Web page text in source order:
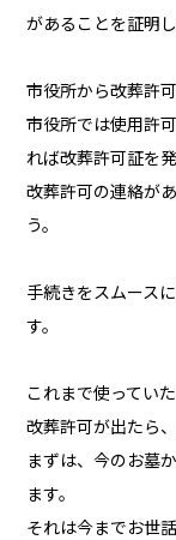
があることを証明
市役所から改葬許
市役所では使用許
れば改葬許可証を発
改葬許可の連絡が
う。
手続きをスムース
す。
これまで使ってい
改葬許可が出たら
まずは、今のお墓
ます。
それは今までお世